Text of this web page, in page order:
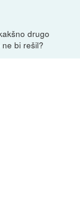
drugo
bi rešil?